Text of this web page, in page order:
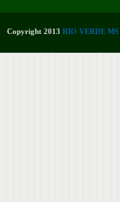
Copyright 2013 RIO VERDE MS